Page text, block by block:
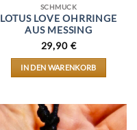
SCHMUCK
LOTUS LOVE OHRRINGE
AUS MESSING
29,90 €
IN DEN WARENKORB